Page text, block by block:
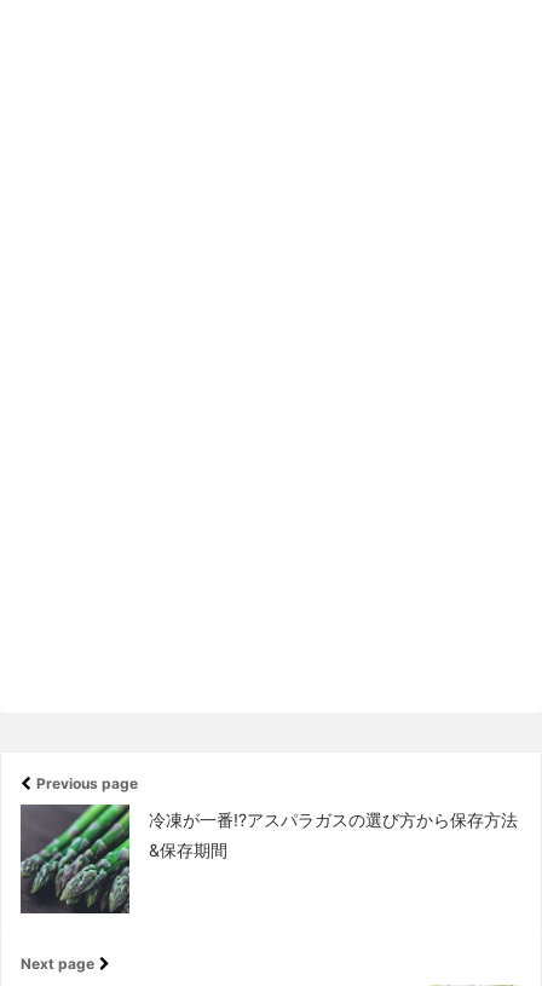
Previous page
冷凍が一番!?アスパラガスの選び方から保存方法
&保存期間
Next page